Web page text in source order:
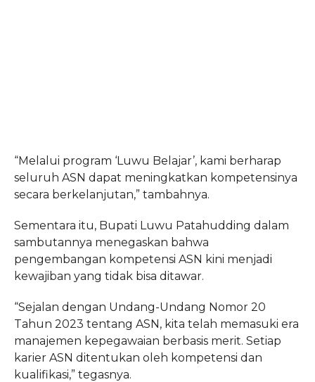
“Melalui program ‘Luwu Belajar’, kami berharap
seluruh ASN dapat meningkatkan kompetensinya
secara berkelanjutan,” tambahnya.
Sementara itu, Bupati Luwu Patahudding dalam
sambutannya menegaskan bahwa
pengembangan kompetensi ASN kini menjadi
kewajiban yang tidak bisa ditawar.
“Sejalan dengan Undang-Undang Nomor 20
Tahun 2023 tentang ASN, kita telah memasuki era
manajemen kepegawaian berbasis merit. Setiap
karier ASN ditentukan oleh kompetensi dan
kualifikasi,” tegasnya.